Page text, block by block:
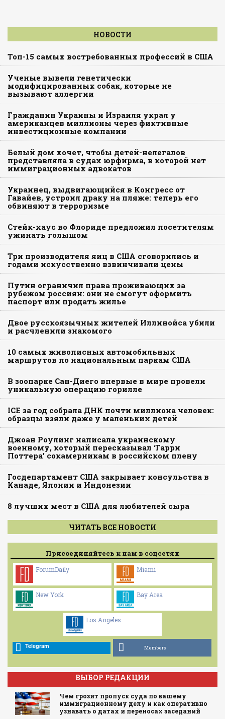
НОВОСТИ
Топ-15 самых востребованных профессий в США
Ученые вывели генетически
модифицированных собак, которые не
вызывают аллергии
Гражданин Украины и Израиля украл у
американцев миллионы через фиктивные
инвестиционные компании
Белый дом хочет, чтобы детей-нелегалов
представляла в судах юрфирма, в которой нет
иммиграционных адвокатов
Украинец, выдвигающийся в Конгресс от
Гавайев, устроил драку на пляже: теперь его
обвиняют в терроризме
Стейк-хаус во Флориде предложил посетителям
ужинать голышом
Три производителя яиц в США сговорились и
годами искусственно взвинчивали цены
Путин ограничил права проживающих за
рубежом россиян: они не смогут оформить
паспорт или продать жилье
Двое русскоязычных жителей Иллинойса убили
и расчленили знакомого
10 самых живописных автомобильных
маршрутов по национальным паркам США
В зоопарке Сан-Диего впервые в мире провели
уникальную операцию горилле
ICE за год собрала ДНК почти миллиона человек:
образцы взяли даже у маленьких детей
Джоан Роулинг написала украинскому
военному, который пересказывал ‘Гарри
Поттера’ сокамерникам в российском плену
Госдепартамент США закрывает консульства в
Канаде, Японии и Индонезии
8 лучших мест в США для любителей сыра
ЧИТАТЬ ВСЕ НОВОСТИ
Присоединяйтесь к нам в соцсетях
ForumDaily Miami
New York Bay Area
Los Angeles
Telegram Members
ВЫБОР РЕДАКЦИИ
Чем грозит пропуск суда по вашему
иммиграционному делу и как оперативно
узнавать о датах и переносах заседаний